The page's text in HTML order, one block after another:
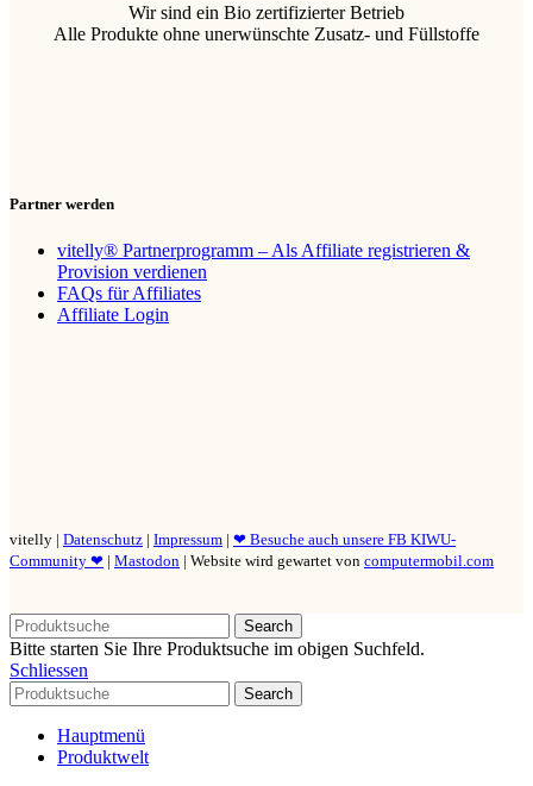
Wir sind ein Bio zertifizierter Betrieb
Alle Produkte ohne unerwünschte Zusatz- und Füllstoffe
Partner werden
vitelly® Partnerprogramm – Als Affiliate registrieren &
Provision verdienen
FAQs für Affiliates
Affiliate Login
vitelly | Datenschutz | Impressum | ❤ Besuche auch unsere FB KIWU-
Community ❤ | Mastodon | Website wird gewartet von computermobil.com
Search
Bitte starten Sie Ihre Produktsuche im obigen Suchfeld.
Schliessen
Search
Hauptmenü
Produktwelt